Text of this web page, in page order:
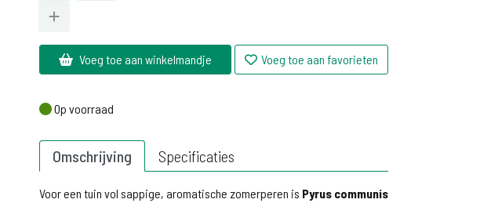
Voeg toe aan winkelmandje Voeg toe aan favorieten
Op voorraad
Op voorraad
Omschrijving Specificaties
Voor een tuin vol sappige, aromatische zomerperen is Pyrus communis